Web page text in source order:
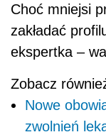
Choć mniejsi
zakładać
ekspertka –
Zobacz
Nowe
zwolnień